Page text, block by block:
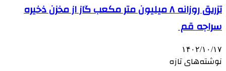
تزریق روزانه ۸ میلیون متر مکعب گاز از مخزن ذخیره
سراجه قم
۱۴۰۲/۱۰/۱۷
نوشته‌های تازه